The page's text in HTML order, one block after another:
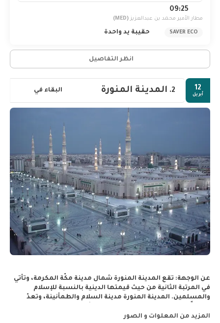
09:25
مطار الأمير محمد بن عبدالعزيز (MED)
SAVER ECO حقيبة يد واحدة
انظر التفاصيل
12
أبريل 2. المدينة المنورة البقاء في
عن الوجهة: تقع المدينة المنورة شمال مدينة مكّة المكرمة، وتأتي
في المرتبة الثانية من حيث قيمتها الدينية بالنسبة للإسلام
والمسلمين. المدينة المنورة مدينة السلام والطمأنينة، وتعدّ
مواقع معارك للتاريخ الإسلامي، ممّا أغناها بالحضارة والتراث
المزيد من المعلوات و الصور